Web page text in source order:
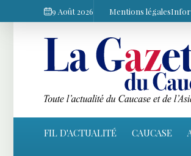
9 Août 2026 Mentions légales
FIL D'ACTUALITÉ CAUCASE